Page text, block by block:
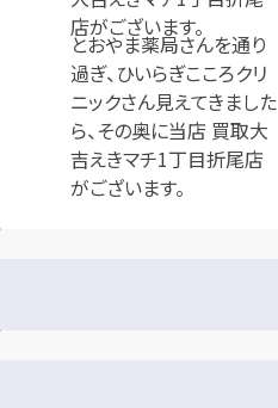
とおやま薬局さんを通り
過ぎ、ひいらぎこころクリ
ニックさん見えてきました
ら、その奥に当店 買取大
吉えきマチ1丁目折尾店
がございます。